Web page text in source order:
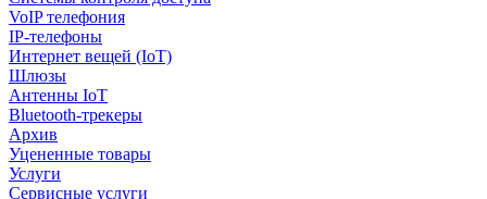
VoIP телефония
IP-телефоны
Интернет вещей (IoT)
Шлюзы
Антенны IoT
Bluetooth-трекеры
Архив
Уцененные товары
Услуги
Сервисные услуги